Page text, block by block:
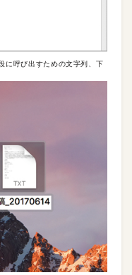
に呼び出すための文字列、下